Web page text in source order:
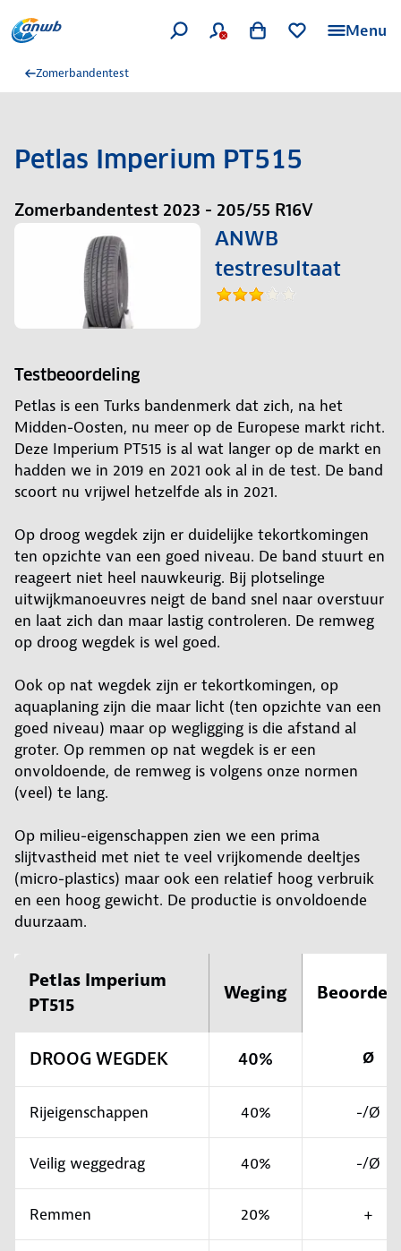
Menu
Zomerbandentest
Petlas Imperium PT515
Zomerbandentest 2023 - 205/55 R16V
ANWB
testresultaat
Testbeoordeling
Petlas is een Turks bandenmerk dat zich, na het
Midden-Oosten, nu meer op de Europese markt richt.
Deze Imperium PT515 is al wat langer op de markt en
hadden we in 2019 en 2021 ook al in de test. De band
scoort nu vrijwel hetzelfde als in 2021.
Op droog wegdek zijn er duidelijke tekortkomingen
ten opzichte van een goed niveau. De band stuurt en
reageert niet heel nauwkeurig. Bij plotselinge
uitwijkmanoeuvres neigt de band snel naar overstuur
en laat zich dan maar lastig controleren. De remweg
op droog wegdek is wel goed.
Ook op nat wegdek zijn er tekortkomingen, op
aquaplaning zijn die maar licht (ten opzichte van een
goed niveau) maar op wegligging is die afstand al
groter. Op remmen op nat wegdek is er een
onvoldoende, de remweg is volgens onze normen
(veel) te lang.
Op milieu-eigenschappen zien we een prima
slijtvastheid met niet te veel vrijkomende deeltjes
(micro-plastics) maar ook een relatief hoog verbruik
en een hoog gewicht. De productie is onvoldoende
duurzaam.
Petlas Imperium
PT515
Weging
DROOG WEGDEK 40% Ø
Rijeigenschappen 40% -/Ø
Veilig weggedrag 40% -/Ø
Remmen 20% +